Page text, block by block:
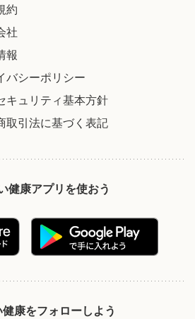
約
社
報
バシーポリシー
キュリティ基本方針
取引法に基づく表記
健康アプリを使おう
康をフォローしよう